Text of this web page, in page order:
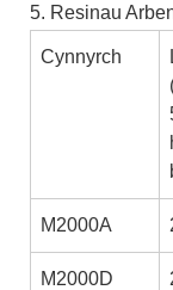
5. Resinau
Cynnyrch
M2000A
M2000D